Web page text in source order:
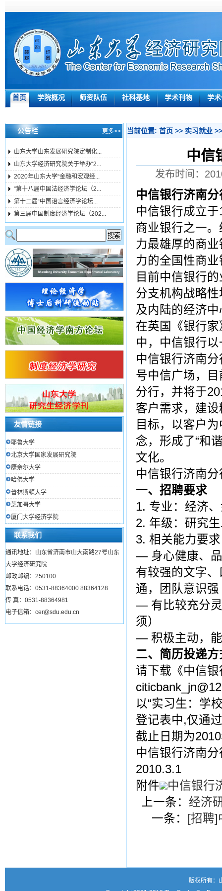
首页 学院概况 师资队伍 社科基地 学术刊物 学
公告栏 更多>>
山东大学山东发展研究院定制化...
山东大学经济研究院关于举办“2...
2020年山东大学“金融和宏观经...
“第十八届中国法经济学论坛（2...
第十二届“中国语言经济学论坛...
第三届中国制度经济学论坛（202...
友情链接
耶鲁大学
北京大学国家发展研究院
康奈尔大学
哈佛大学
普林斯顿大学
芝加哥大学
厦门大学经济学院
联系我们
通讯地址：山东省济南市山大南路27号山东
大学经济研究院
邮政邮编：250100
联系电话：0531-88364000 88364128
传 真：0531-88364981
电子信箱：cer@sdu.edu.cn
当前位置: 首页 >> 实习就业
中信
发布时间：
中信银行济南分
中信银行成立
商业银行之一
力最雄厚的商
力的全国性商
目前中信银行
分支机构战略
及内陆的经济
在英国《银行家
中，中信银行
中信银行济南
号中信广场，
分行，并将于
客户需求，建
目标，以客户
念，形成了“和
文化。
中信银行济南
一、招聘要求
1. 专业：经济
2. 年级：研究
3. 相关能力要求
― 身心健康、
有较强的文字
通，团队意识强
― 有比较充分
须）
― 积极主动，
二、简历投递方
请下载《中信
以“实习生：学
登记表中,仅通
截止日期为
中信银行济南
2010.3.1
附件
中信银行
上一条： 经济
一条： [招聘]
版权所有：